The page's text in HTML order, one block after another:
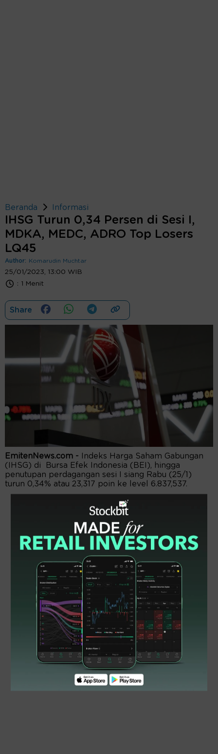
Beranda Informasi
IHSG Turun 0,34 Persen di Sesi I,
MDKA, MEDC, ADRO Top Losers
LQ45
Author: Komarudin Muchtar
25/01/2023, 13:00 WIB
: 1 Menit
Share
EmitenNews.com -
Indeks Harga Saham Gabungan
(IHSG) di Bursa Efek Indonesia (BEI), hingga
penutupan perdagangan sesi I siang Rabu (25/1)
turun 0,34% atau 23,317 poin ke level 6.837,537.